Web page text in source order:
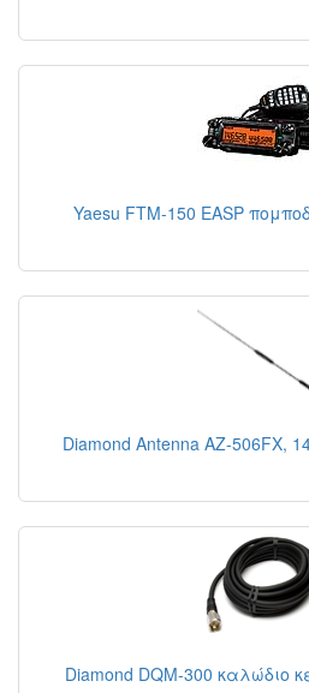
Yaesu FTM-150 EASP
Diamond Antenna AZ-506FX,
Diamond DQM-300 καλώδιο